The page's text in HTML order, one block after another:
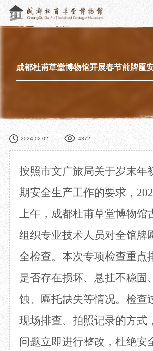
请
活动 “人日游草堂”系列文化活动
文创 杜甫草堂文创馆
数字文创
IP授权
文创咨询
成都杜甫草堂博物馆开展春节前牌匾
2024-02-02 4872
按照市文广旅局关于岁末年
期安全生产工作的要求，
上午，成都杜甫草堂博物馆
组织专业技术人员对全馆牌
全检查。本次专项检查重点
是否存在损坏、悬挂不稳固
蚀、匾托缺失等情况。 检查
现场排查、拍照记录的方式
问题立即进行整改， 杜绝安